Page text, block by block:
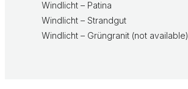
Windlicht – Patina
Windlicht – Strandgut
Windlicht – Grüngranit (not available)